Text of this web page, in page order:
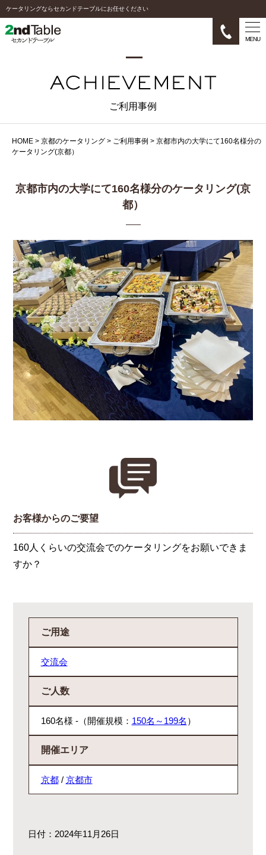
ケータリングならセカンドテーブルにお任せください
MENU
ご利用事例
HOME > 京都のケータリング > ご利用事例 > 京都市内の大学にて160名様分の
ケータリング(京都）
京都市内の大学にて160名様分のケータリング(京
都）
お客様からのご要望
160人くらいの交流会でのケータリングをお願いできま
すか？
ご用途
交流会
ご人数
160名様 -（開催規模： 150名～199名 ）
開催エリア
京都/ 京都市
日付：2024年11月26日